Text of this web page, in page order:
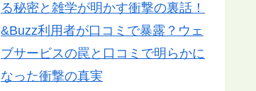
る秘密と雑学が明かす衝撃の裏話！
&Buzz利用者が口コミで暴露？ウェ
ブサービスの罠と口コミで明らかに
なった衝撃の真実